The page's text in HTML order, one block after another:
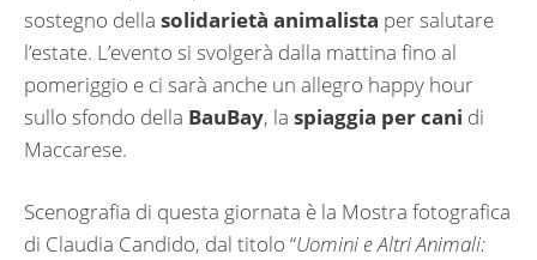
sostegno della solidarietà animalista per salutare
l’estate. L’evento si svolgerà dalla mattina fino al
pomeriggio e ci sarà anche un allegro happy hour
sullo sfondo della BauBay, la spiaggia per cani di
Maccarese.
Scenografia di questa giornata è la Mostra fotografica
di Claudia Candido, dal titolo “Uomini e Altri Animali: